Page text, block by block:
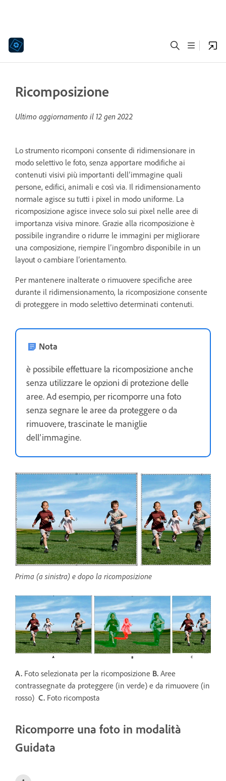
Ricomposizione
Ultimo aggiornamento il 12 gen 2022
Lo strumento ricomponi consente di ridimensionare in
modo selettivo le foto, senza apportare modifiche ai
contenuti visivi più importanti dell’immagine quali
persone, edifici, animali e così via. Il ridimensionamento
normale agisce su tutti i pixel in modo uniforme. La
ricomposizione agisce invece solo sui pixel nelle aree di
importanza visiva minore. Grazie alla ricomposizione è
possibile ingrandire o ridurre le immagini per migliorare
una composizione, riempire l’ingombro disponibile in un
layout o cambiare l’orientamento.
Per mantenere inalterate o rimuovere specifiche aree
durante il ridimensionamento, la ricomposizione consente
di proteggere in modo selettivo determinati contenuti.
Nota
è possibile effettuare la ricomposizione anche
senza utilizzare le opzioni di protezione delle
aree. Ad esempio, per ricomporre una foto
senza segnare le aree da proteggere o da
rimuovere, trascinate le maniglie
dell’immagine.
Prima (a sinistra) e dopo la ricomposizione
A. Foto selezionata per la ricomposizione B. Aree
contrassegnate da proteggere (in verde) e da rimuovere (in
rosso) C. Foto ricomposta
Ricomporre una foto in modalità
Guidata